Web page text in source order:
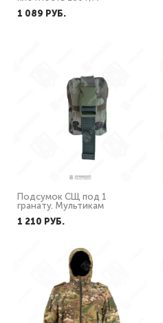
1 089 PУБ.
Подсумок СЩ под 1
гранату. Мультикам
1 210 PУБ.